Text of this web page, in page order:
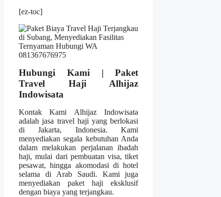
[ez-toc]
Hubungi Kami | Paket
Travel Haji Alhijaz
Indowisata
Kontak Kami Alhijaz Indowisata
adalah jasa travel haji yang berlokasi
di Jakarta, Indonesia. Kami
menyediakan segala kebutuhan Anda
dalam melakukan perjalanan ibadah
haji, mulai dari pembuatan visa, tiket
pesawat, hingga akomodasi di hotel
selama di Arab Saudi. Kami juga
menyediakan paket haji eksklusif
dengan biaya yang terjangkau.